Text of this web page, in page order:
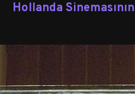
Hollanda